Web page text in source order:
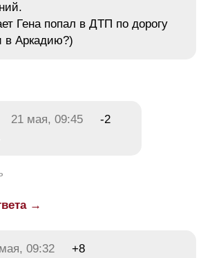
Гена попал в ДТП по дорогу
в Аркадию?)
21 мая, 09:45
-2
→
09:32
+8